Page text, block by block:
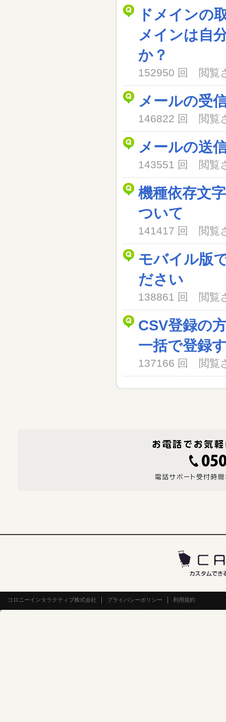
ドメインの
メインは自
か？
152950 回 閲覧
メールの受
146822 回 閲覧
メールの送
143551 回 閲覧
機種依存文
ついて
141417 回 閲覧
モバイル版
ださい
138861 回 閲覧
CSV登録の
一括で登録
137166 回 閲覧
コロニーインタラクティブ株式会社 プライバシーポリシー 利用規約